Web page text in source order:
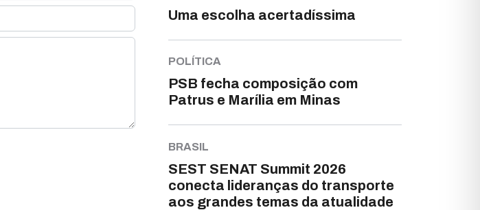
Uma escolha acertadíssima
POLÍTICA
PSB fecha composição com
Patrus e Marília em Minas
BRASIL
SEST SENAT Summit 2026
conecta lideranças do transporte
aos grandes temas da atualidade